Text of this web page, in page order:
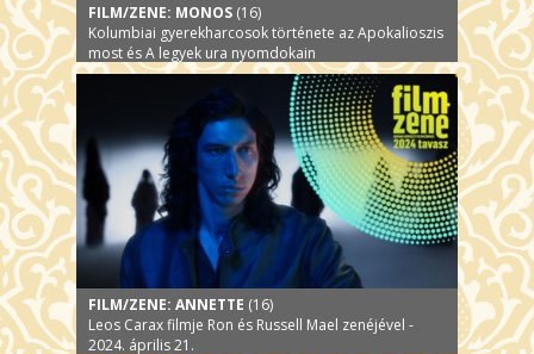
FILM/ZENE: MONOS (16)
Kolumbiai gyerekharcosok története az Apokalioszis
most és A legyek ura nyomdokain
FILM/ZENE: ANNETTE (16)
Leos Carax filmje Ron és Russell Mael zenéjével -
2024. április 21.